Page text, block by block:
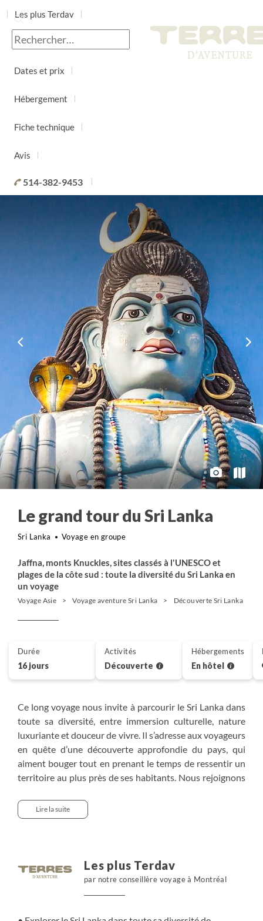
Les plus Terdav
Jour par jour
Dates et prix
Hébergement
Fiche technique
Avis
514-382-9453
Le grand tour du Sri Lanka
Sri Lanka Voyage en groupe
Jaffna, monts Knuckles, sites classés à l'UNESCO et
plages de la côte sud : toute la diversité du Sri Lanka en
un voyage
Voyage Asie Voyage aventure Sri Lanka Découverte Sri Lanka
Ce long voyage nous invite à parcourir le Sri Lanka dans
toute sa diversité, entre immersion culturelle, nature
luxuriante et douceur de vivre. Il s’adresse aux voyageurs
en quête d’une découverte approfondie du pays, qui
aiment bouger tout en prenant le temps de ressentir un
territoire au plus près de ses habitants. Nous rejoignons
tamoule, en contraste avec le reste du pays. Puis nous
longeons la côte est jusqu’aux plages de Nilaveli pour
patrimoine de l'Unesco : Anuradhapura, Sigiriya,
Dambulla, Polonnaruwa, Kandy, Galle, tous témoins des
plantations de thé et d'épices, rizières et reliefs baignés
Lire la suite
Les plus Terdav
par notre conseillère voyage à Montréal
Durée
16 jours
Activités
Découverte
Hébergements
En hôtel